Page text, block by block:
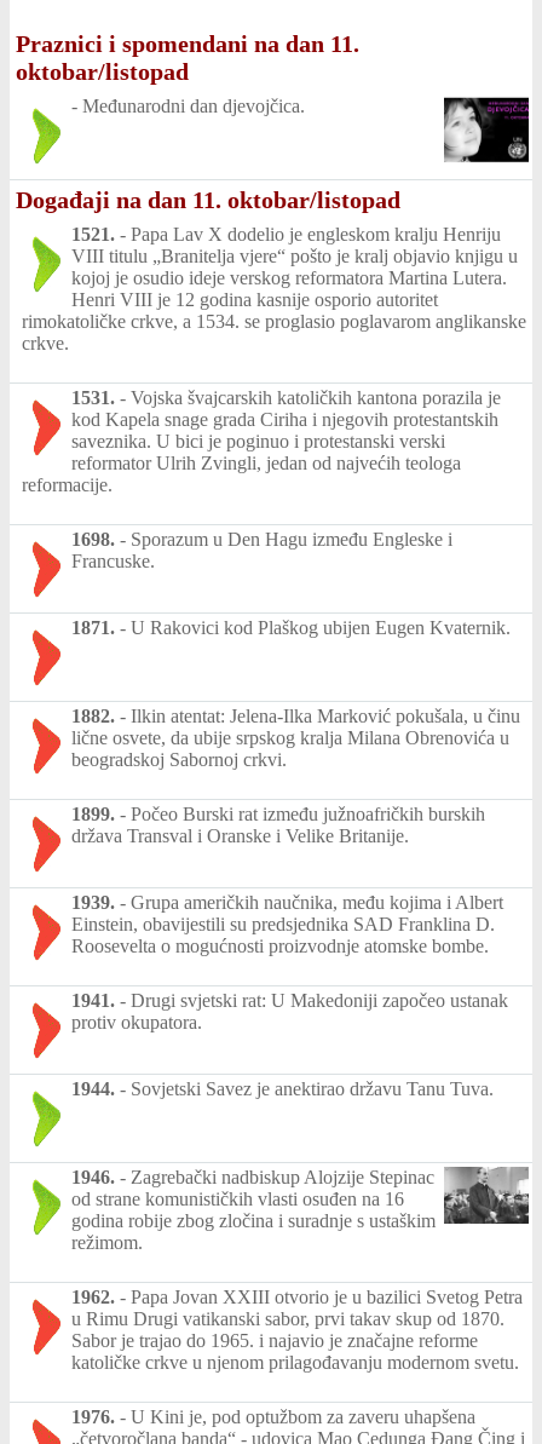
Praznici i spomendani na dan 11.
oktobar/listopad
- Međunarodni dan djevojčica.
Događaji na dan 11. oktobar/listopad
1521. - Papa Lav X dodelio je engleskom kralju Henriju
VIII titulu „Branitelja vjere“ pošto je kralj objavio knjigu u
kojoj je osudio ideje verskog reformatora Martina Lutera.
Henri VIII je 12 godina kasnije osporio autoritet
rimokatoličke crkve, a 1534. se proglasio poglavarom anglikanske
crkve.
1531. - Vojska švajcarskih katoličkih kantona porazila je
kod Kapela snage grada Ciriha i njegovih protestantskih
saveznika. U bici je poginuo i protestanski verski
reformator Ulrih Zvingli, jedan od najvećih teologa
reformacije.
1698. - Sporazum u Den Hagu između Engleske i
Francuske.
1871. - U Rakovici kod Plaškog ubijen Eugen Kvaternik.
1882. - Ilkin atentat: Jelena-Ilka Marković pokušala, u činu
lične osvete, da ubije srpskog kralja Milana Obrenovića u
beogradskoj Sabornoj crkvi.
1899. - Počeo Burski rat između južnoafričkih burskih
država Transval i Oranske i Velike Britanije.
1939. - Grupa američkih naučnika, među kojima i Albert
Einstein, obavijestili su predsjednika SAD Franklina D.
Roosevelta o mogućnosti proizvodnje atomske bombe.
1941. - Drugi svjetski rat: U Makedoniji započeo ustanak
protiv okupatora.
1944. - Sovjetski Savez je anektirao državu Tanu Tuva.
1946. - Zagrebački nadbiskup Alojzije Stepinac
od strane komunističkih vlasti osuđen na 16
godina robije zbog zločina i suradnje s ustaškim
režimom.
1962. - Papa Jovan XXIII otvorio je u bazilici Svetog Petra
u Rimu Drugi vatikanski sabor, prvi takav skup od 1870.
Sabor je trajao do 1965. i najavio je značajne reforme
katoličke crkve u njenom prilagođavanju modernom svetu.
1976. - U Kini je, pod optužbom za zaveru uhapšena
„četvoročlana banda“ - udovica Mao Cedunga Đang Čing i